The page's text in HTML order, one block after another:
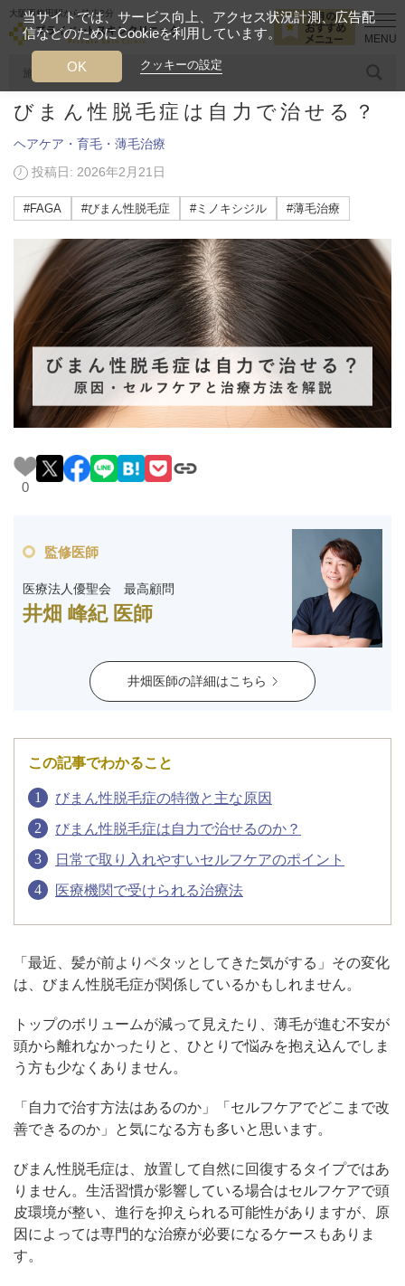
大阪西梅田駅から徒歩2分
人気のワード 糸リフト ヒアルロン酸 リジュランアイ
当クリニック月替わりのおすすめのメニュー
プライベートスキンクリニックが
選ばれる理由
クリニックについて
料金一覧
施術症例
お悩みで探す 施術メニュー
医師の
アクセス
西梅田から徒歩2分
ついて
アフターケア オンライン診療
オンラインショップ
LINE予約 WEB予約
美容ブログ ヘアケア・育毛・薄毛治療 びまん性脱毛症
びまん性脱毛症は自力で治せる？
ヘアケア・育毛・薄毛治療
投稿日: 2026年2月21日
#FAGA #びまん性脱毛症 #ミノキシジル #薄毛治療
0
監修医師
医療法人優聖会 最高顧問
井畑 峰紀 医師
井畑医師の詳細はこちら
この記事でわかること
びまん性脱毛症の特徴と主な原因
びまん性脱毛症は自力で治せるのか？
日常で取り入れやすいセルフケアのポイント
医療機関で受けられる治療法
「最近、髪が前よりペタッとしてきた気がする」その変化
は、びまん性脱毛症が関係しているかもしれません。
トップのボリュームが減って見えたり、薄毛が進む不安が
頭から離れなかったりと、ひとりで悩みを抱え込んでしま
う方も少なくありません。
「自力で治す方法はあるのか」「セルフケアでどこまで改
善できるのか」と気になる方も多いと思います。
びまん性脱毛症は、放置して自然に回復するタイプではあ
りません。生活習慣が影響している場合はセルフケアで頭
皮環境が整い、進行を抑えられる可能性がありますが、原
因によっては専門的な治療が必要になるケースもありま
す。
当サイトでは、サービス向上、アクセス状況計測、広告配
信などのためにCookieを利用しています。
クッキーの設定
OK